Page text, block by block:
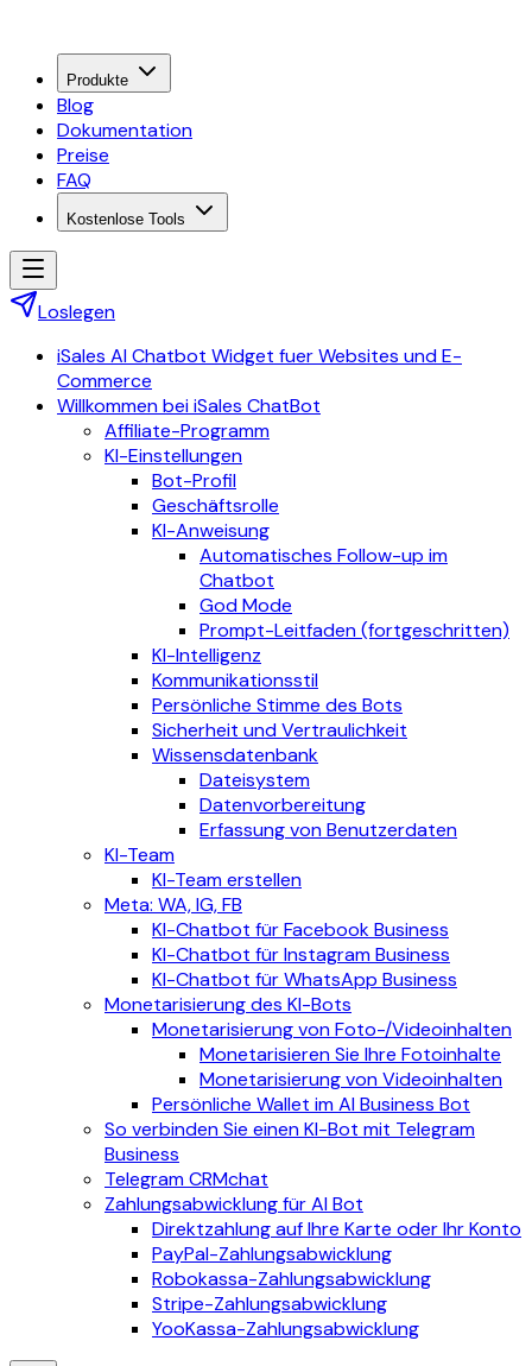
Produkte
Blog
Dokumentation
Preise
FAQ
Kostenlose Tools
Loslegen
iSales AI Chatbot Widget fuer Websites und E-
Commerce
Willkommen bei iSales ChatBot
Affiliate-Programm
KI-Einstellungen
Bot-Profil
Geschäftsrolle
KI-Anweisung
Automatisches Follow-up im
Chatbot
God Mode
Prompt-Leitfaden (fortgeschritten)
KI-Intelligenz
Kommunikationsstil
Persönliche Stimme des Bots
Sicherheit und Vertraulichkeit
Wissensdatenbank
Dateisystem
Datenvorbereitung
Erfassung von Benutzerdaten
KI-Team
KI-Team erstellen
Meta: WA, IG, FB
KI-Chatbot für Facebook Business
KI-Chatbot für Instagram Business
KI-Chatbot für WhatsApp Business
Monetarisierung des KI-Bots
Monetarisierung von Foto-/Videoinhalten
Monetarisieren Sie Ihre Fotoinhalte
Monetarisierung von Videoinhalten
Persönliche Wallet im AI Business Bot
So verbinden Sie einen KI-Bot mit Telegram
Business
Telegram CRMchat
Zahlungsabwicklung für AI Bot
Direktzahlung auf Ihre Karte oder Ihr Konto
PayPal-Zahlungsabwicklung
Robokassa-Zahlungsabwicklung
Stripe-Zahlungsabwicklung
YooKassa-Zahlungsabwicklung